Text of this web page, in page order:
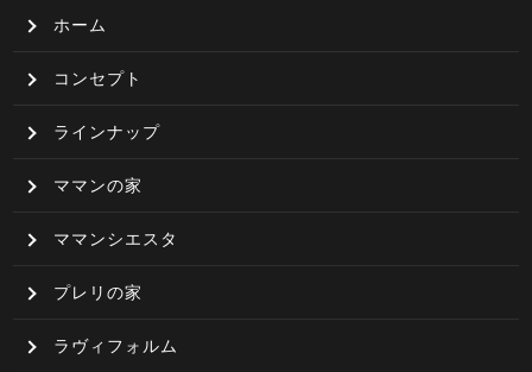
ホーム
コンセプト
ラインナップ
ママンの家
ママンシエスタ
プレリの家
ラヴィフォルム